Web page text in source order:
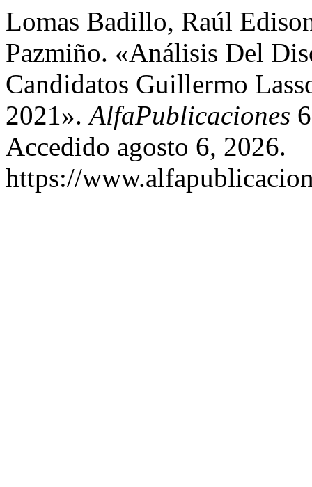
Lomas Badillo, Raúl
Pazmiño. «Análisis Del
Candidatos Guillermo
2021».AlfaPublicaciones
Accedido agosto 6, 2026.
https://